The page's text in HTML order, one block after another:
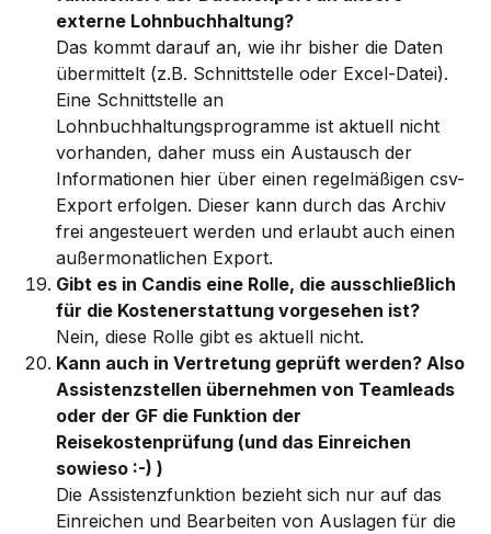
externe Lohnbuchhaltung?
Das kommt darauf an, wie ihr bisher die Daten
übermittelt (z.B. Schnittstelle oder Excel-Datei).
Eine Schnittstelle an
Lohnbuchhaltungsprogramme ist aktuell nicht
vorhanden, daher muss ein Austausch der
Informationen hier über einen regelmäßigen csv-
Export erfolgen. Dieser kann durch das Archiv
frei angesteuert werden und erlaubt auch einen
außermonatlichen Export.
Gibt es in Candis eine Rolle, die ausschließlich
für die Kostenerstattung vorgesehen ist?
Nein, diese Rolle gibt es aktuell nicht.
Kann auch in Vertretung geprüft werden? Also
Assistenzstellen übernehmen von Teamleads
oder der GF die Funktion der
Reisekostenprüfung (und das Einreichen
sowieso :-) )
Die Assistenzfunktion bezieht sich nur auf das
Einreichen und Bearbeiten von Auslagen für die